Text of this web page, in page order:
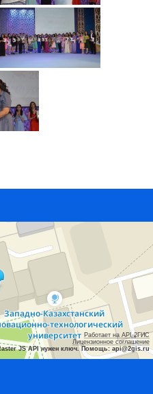
Работает на API 2ГИС
Лицензионное соглашение
JS API нужен ключ. Помощь: api@2gis.ru